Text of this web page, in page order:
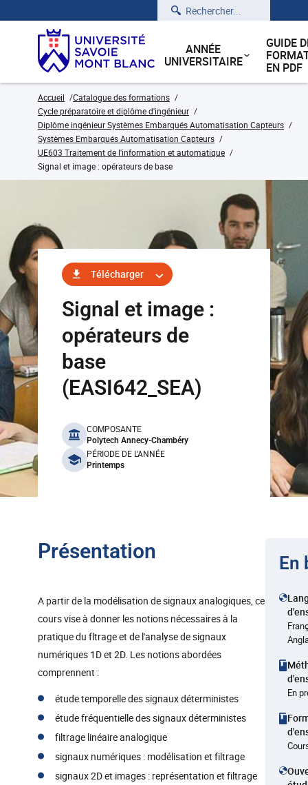
Rechercher
ANNÉE
UNIVERSITAIRE
GUIDE
EN PDF
Accueil
Catalogue des formations
Cycle préparatoire et diplôme d'ingénieur
Diplôme ingénieur Systèmes Embarqués Automatisation Capteurs
Systèmes Embarqués Automatisation Capteurs
UE603 Traitement de l'information et automatique
Signal et image : opérateurs de base
Télécharger
Signal et image :
opérateurs de
base
(EASI642_SEA)
benefits
COMPOSANTE
Polytech Annecy-Chambéry
PÉRIODE DE L'ANNÉE
Printemps
Présentation
A partir de la modélisation de signaux analogiques, ce
cours vise à donner les notions nécessaires à la
pratique du fltrage et de l'analyse de signaux
numériques 1D et 2D. Les notions abordées
comprennent :
étude temporelle des signaux déterministes
étude fréquentielle des signaux déterministes
filtrage linéaire analogique
signaux numériques : modélisation et filtrage
signaux 2D et images : représentation et filtrage
En
En